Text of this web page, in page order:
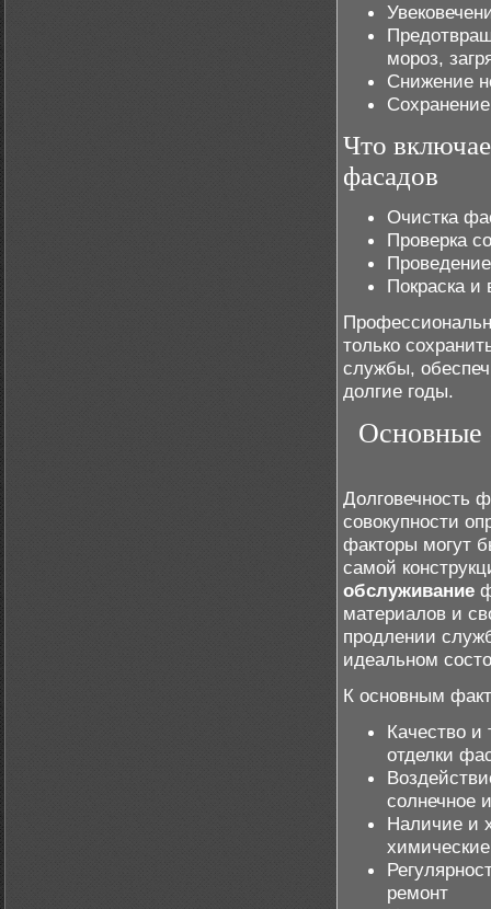
мороз,
Снижение
Что
фасадов
Очистка
Проверка
Покраска и
только
службы,
долгие годы.
Основные
Долговечность
совокупности
факторы могут
самой
обслуживание
материалов и
продлении
идеальном
К основным
Качество и
отделки
солнечное
Наличие и
ремонт